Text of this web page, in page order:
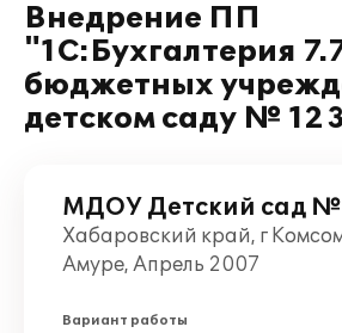
Внедрение ПП
"1С:Бухгалтерия
бюджетных
детском саду №
МДОУ Детский сад №
Хабаровский край, г
Амуре, Апрель 2007
Вариант работы